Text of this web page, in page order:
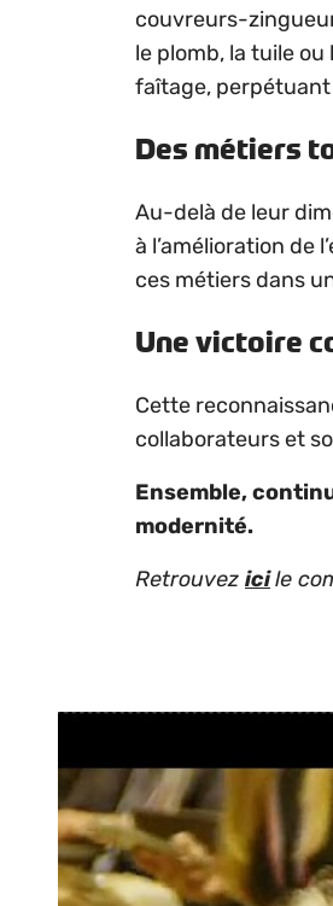
couvreurs-
le plomb, la tuile
faîtage,
Des métiers
Au-delà de leur
à l’amélioration de
ces métiers dans
Une victoire
Cette
collaborateurs et
Ensemble,
modernité.
Retrouvez icile